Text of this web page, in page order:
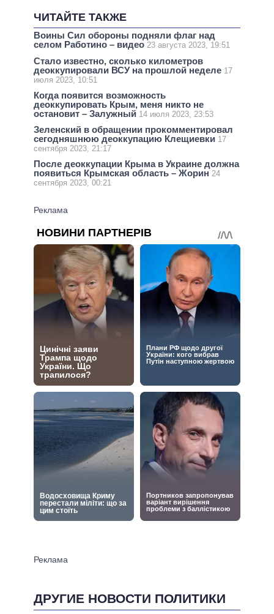
ЧИТАЙТЕ ТАКЖЕ
Воины Сил обороны подняли флаг над
селом Работино – видео 23 августа 2023, 19:51
Стало известно, сколько километров
деоккупировали ВСУ на прошлой неделе 17
июля 2023, 10:51
Когда появится возможность
деоккупировать Крым, меня никто не
остановит – Залужный 14 июля 2023, 23:53
Зеленский в обращении прокомментировал
сегодняшнюю деоккупацию Клещиевки 17
сентября 2023, 21:17
После деоккупации Крыма в Украине должна
появиться Крымская область – Жорин 24
сентября 2023, 00:21
ДРУГИЕ НОВОСТИ ПОЛИТИКИ